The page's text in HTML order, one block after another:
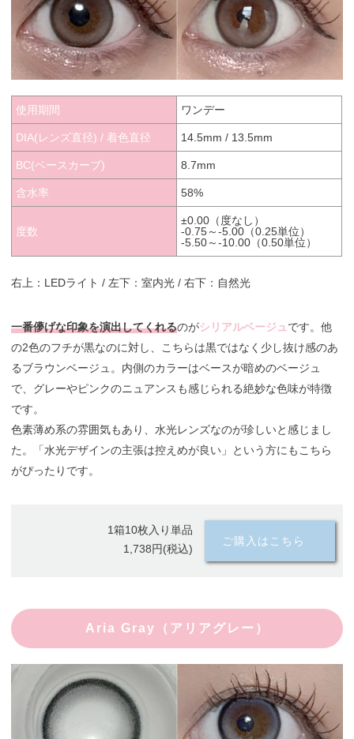
使用期間 ワンデー
DIA(レンズ直径) / 着色直径 14.5mm / 13.5mm
BC(ベースカーブ) 8.7mm
含水率 58%
度数
±0.00（度なし）
-0.75～-5.00（0.25単位）
-5.50～-10.00（0.50単位）
右上：LEDライト / 左下：室内光 / 右下：自然光
一番儚げな印象を演出してくれるのがシリアルベージュ です。他
の2色のフチが黒なのに対し、こちらは黒ではなく少し抜け感のあ
るブラウンベージュ。内側のカラーはベースが暗めのベージュ
で、グレーやピンクのニュアンスも感じられる絶妙な色味が特徴
です。
色素薄め系の雰囲気もあり、水光レンズなのが珍しいと感じまし
た。「水光デザインの主張は控えめが良い」という方にもこちら
がぴったりです。
1箱10枚入り単品
1,738円(税込)
ご購入はこちら
Aria Gray（アリアグレー）